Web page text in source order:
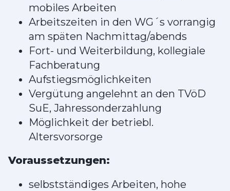
mobiles Arbeiten
Arbeitszeiten in den WG´s vorrangig
am späten Nachmittag/abends
Fort- und Weiterbildung, kollegiale
Fachberatung
Aufstiegsmöglichkeiten
Vergütung angelehnt an den TVöD
SuE, Jahressonderzahlung
Möglichkeit der betriebl.
Altersvorsorge
Voraussetzungen:
selbstständiges Arbeiten, hohe